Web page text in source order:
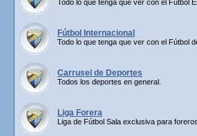
Todo lo que tenga que ver con el Fútbol
Fútbol Internacional
Todo lo que tenga que ver con el Fútbol
Carrusel de Deportes
Todos los deportes en general.
Liga Forera
Liga de Fútbol Sala exclusiva para foreros.